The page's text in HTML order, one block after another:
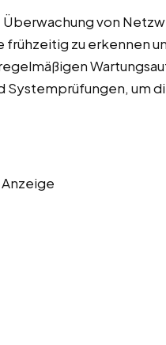
Überwachung von
zu erkennen
Systemprüfungen, um
Anzeige